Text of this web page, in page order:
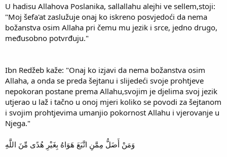
U hadisu Allahova Poslanika, sallallahu alejhi ve sellem,stoji:
"Moj šefa'at zaslužuje onaj ko iskreno posvjedoći da nema
božanstva osim Allaha pri čemu mu jezik i srce, jedno drugo,
međusobno potvrđuju."
Ibn Redžeb kaže: "Onaj ko izjavi da nema božanstva osim
Allaha, a onda se preda šejtanu i slijedeći svoje prohtjeve
nepokoran postane prema Allahu,svojim je djelima svoj jezik
utjerao u laž i tačno u onoj mjeri koliko se povodi za šejtanom
i svojim prohtjevima umanjio pokornost Allahu i vjerovanje u
Njega."
وَمَنْ أَضَلُّ مِمَّنِ اتَّبَعَ هَوَاهُ بِغَيْرِ هُدًى مِّنَ اللَّهِ